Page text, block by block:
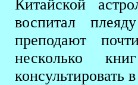
Китайской
воспитал
преподают
несколько
консультировать